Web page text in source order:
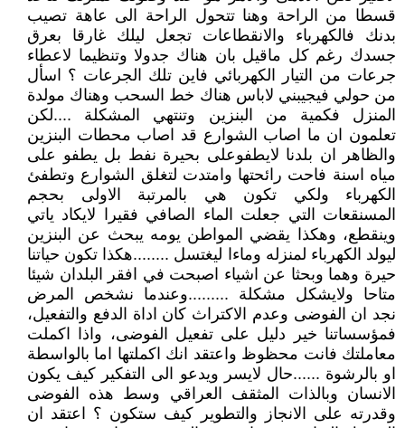
قسطا من الراحة وهنا تتحول الراحة الى عاهة تصيب
بدنك فالكهرباء والانقطاعات تجعل ليلك غارقا بعرق
جسدك رغم كل ماقيل بان هناك جدولا وتنظيما لاعطاء
جرعات من التيار الكهربائي فاين تلك الجرعات ؟ اسأل
من حولي فيجيبني لاباس هناك خط السحب وهناك مولدة
المنزل فكمية من البنزين وتنتهي المشكلة ....لكن
تعلمون ان ما اصاب الشوارع قد اصاب محطات البنزين
والظاهر ان بلدنا لايطفوعلى بحيرة نفط بل يطفو على
مياه اسنة فاحت رائحتها وامتدت لتغلق الشوارع وتطفئ
الكهرباء ولكي تكون هي بالمرتبة الاولى بحجم
المسنقعات التي جعلت الماء الصافي فقيرا لايكاد ياتي
وينقطع، وهكذا يقضي المواطن يومه يبحث عن البنزين
ليولد الكهرباء لمنزله وماءا ليغتسل ........هكذا تكون حياتنا
حيرة وهما وبحثا عن اشياء اصبحت في افقر البلدان شيئا
متاحا ولايشكل مشكلة .........وعندما نشخص المرض
نجد ان الفوضى وعدم الاكتراث كان اداة الدفع والتفعيل،
فمؤسساتنا خير دليل على تفعيل الفوضى، واذا اكملت
معاملتك فانت محظوظ واعتقد انك اكملتها اما بالواسطة
او بالرشوة ......حال لايسر ويدعو الى التفكير كيف يكون
الانسان وبالذات المثقف العراقي وسط هذه الفوضى
وقدرته على الانجاز والتطوير كيف ستكون ؟ اعتقد ان